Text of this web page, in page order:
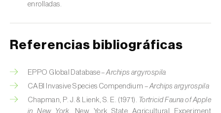
Cochinilla obscura (Pseudococcus viburni
aurantii )
Cochinillas
enrolladas.
Referencias bibliográficas
EPPO Global Database –Archips argyrospila
CABI Invasive Species Compendium –Archips argyrospila
Chapman, P. J. & Lienk, S. E. (1971). Tortricid Fauna of Apple
in New York. New York State Agricultural Experiment